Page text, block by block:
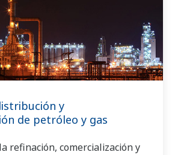
a dirigir sus negocios con
óptimos. Yokogawa está
a desarrollar sus
para garantizar
de activos altamente eficaz y
y
de petróleo y gas
refinación, comercialización y